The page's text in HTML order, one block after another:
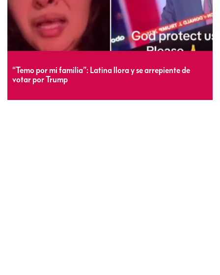
“Temo por mi familia”: Latina llora y se arrepiente de
votar por Trump